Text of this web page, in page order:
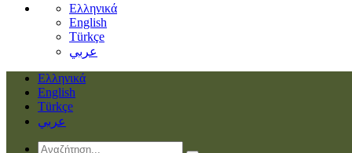
Ελληνικά
English
Türkçe
عربي
Ελληνικά
English
Türkçe
عربي